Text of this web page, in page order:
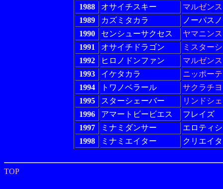
1988
オサイチスキー
マルゼン
1989
カズミタカラ
ノーパス
1990
センシューサクセス
ヤマニン
1991
オサイチドラゴン
ミスター
1992
ヒロノドンファン
マルゼン
1993
イケタカラ
ニッポー
1994
トワノベラール
サクラチ
1995
スターシェーバー
リンドシ
1996
アマートビービエス
フレイズ
1997
ミナミダンサー
エロティ
1998
ミナミエイター クリエイ
TOP